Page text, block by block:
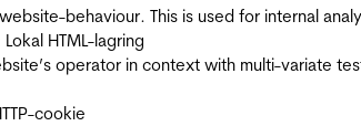
behaviour. This is used for internal
Lokal HTML-lagring
operator in context with multi-variate
cookie